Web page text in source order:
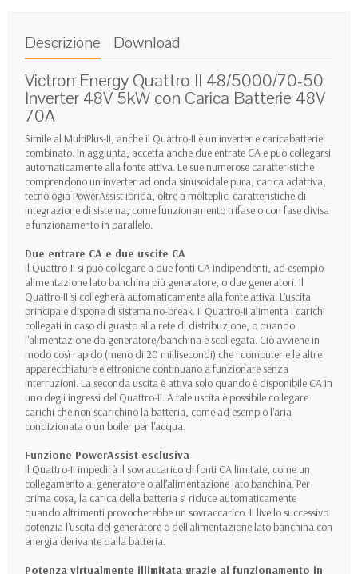
Descrizione Download
Victron Energy Quattro II 48/5000/70-50
Inverter 48V 5kW con Carica Batterie 48V
70A
Simile al MultiPlus-II, anche il Quattro-II è un inverter e caricabatterie
combinato. In aggiunta, accetta anche due entrate CA e può collegarsi
automaticamente alla fonte attiva. Le sue numerose caratteristiche
comprendono un inverter ad onda sinusoidale pura, carica adattiva,
tecnologia PowerAssist ibrida, oltre a molteplici caratteristiche di
integrazione di sistema, come funzionamento trifase o con fase divisa
e funzionamento in parallelo.
Due entrare CA e due uscite CA
Il Quattro-II si può collegare a due fonti CA indipendenti, ad esempio
alimentazione lato banchina più generatore, o due generatori. Il
Quattro-II si collegherà automaticamente alla fonte attiva. L'uscita
principale dispone di sistema no-break. Il Quattro-II alimenta i carichi
collegati in caso di guasto alla rete di distribuzione, o quando
l'alimentazione da generatore/banchina è scollegata. Ciò avviene in
modo così rapido (meno di 20 millisecondi) che i computer e le altre
apparecchiature elettroniche continuano a funzionare senza
interruzioni. La seconda uscita è attiva solo quando è disponibile CA in
uno degli ingressi del Quattro-II. A tale uscita è possibile collegare
carichi che non scarichino la batteria, come ad esempio l'aria
condizionata o un boiler per l'acqua.
Funzione PowerAssist esclusiva
Il Quattro-II impedirà il sovraccarico di fonti CA limitate, come un
collegamento al generatore o all’alimentazione lato banchina. Per
prima cosa, la carica della batteria si riduce automaticamente
quando altrimenti provocherebbe un sovraccarico. Il livello successivo
potenzia l'uscita del generatore o dell'alimentazione lato banchina con
energia derivante dalla batteria.
Potenza virtualmente illimitata grazie al funzionamento in